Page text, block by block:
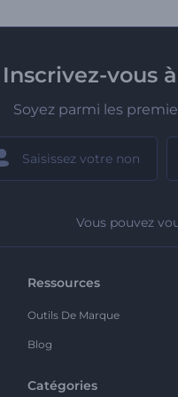
Inscrivez-vous
Soyez parmi les
Vous pouvez
Ressources
Outils De Marque
Blog
Catégories